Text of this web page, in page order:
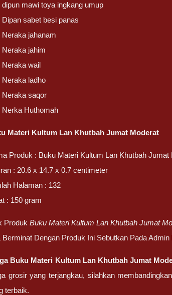
dipun mawi toya ingkang umup
Dipan sabet besi panas
Neraka jahanam
Neraka jahim
Neraka wail
Neraka ladho
Neraka saqor
Nerka Huthomah
Materi Kultum Lan Khutbah Jumat Moderat
Produk : Buku Materi Kultum Lan Khutbah Jumat
: 20.6 x 14.7 x 0.7 centimeter
Halaman : 132
: 150 gram
ProdukBuku Materi Kultum Lan Khutbah Jumat
Berminat Dengan Produk Ini Sebutkan Pada Admin
Buku Materi Kultum Lan Khutbah Jumat
grosir yang terjangkau, silahkan
terbaik.